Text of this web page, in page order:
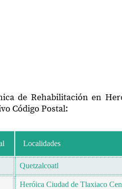
de Rehabilitación en
Código Postal:
Localidades
Quetzalcoatl
Heróica Ciudad de Tlaxiaco